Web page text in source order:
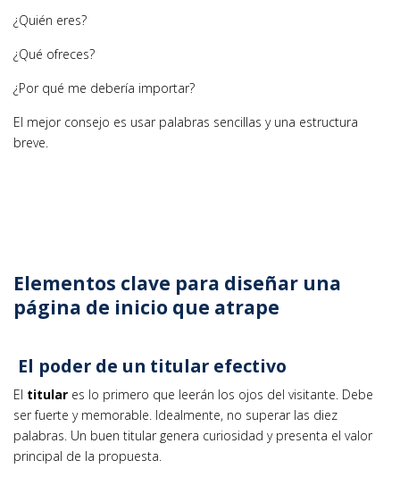
¿Quién eres?
¿Qué ofreces?
¿Por qué me debería importar?
El mejor consejo es usar palabras sencillas y una estructura
breve.
Elementos clave para diseñar una
página de inicio que atrape
El poder de un titular efectivo
El titular es lo primero que leerán los ojos del visitante. Debe
ser fuerte y memorable. Idealmente, no superar las diez
palabras. Un buen titular genera curiosidad y presenta el valor
principal de la propuesta.